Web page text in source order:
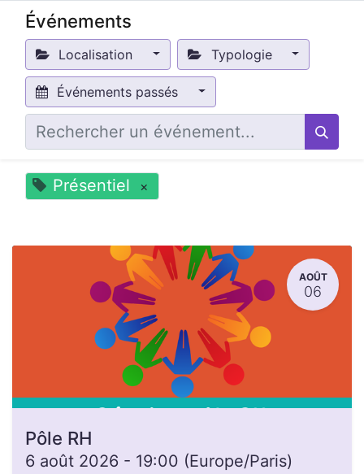
Événements
Localisation Typologie
Événements passés
Présentiel ×
AOÛT
06
Pôle RH
6 août 2026 - 19:00 (Europe/Paris)